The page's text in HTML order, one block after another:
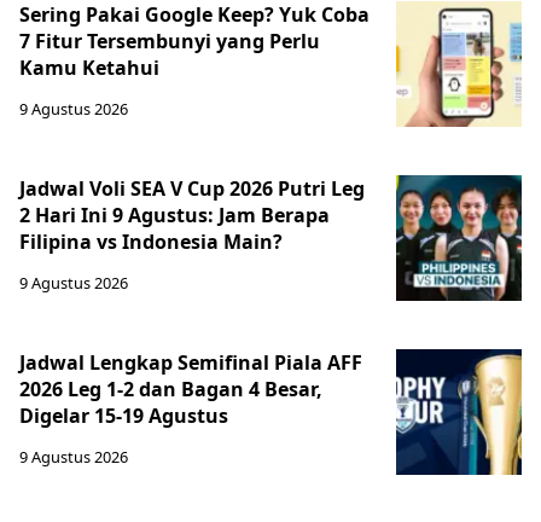
Sering Pakai Google Keep? Yuk Coba
7 Fitur Tersembunyi yang Perlu
Kamu Ketahui
9 Agustus 2026
Jadwal Voli SEA V Cup 2026 Putri Leg
2 Hari Ini 9 Agustus: Jam Berapa
Filipina vs Indonesia Main?
9 Agustus 2026
Jadwal Lengkap Semifinal Piala AFF
2026 Leg 1-2 dan Bagan 4 Besar,
Digelar 15-19 Agustus
9 Agustus 2026